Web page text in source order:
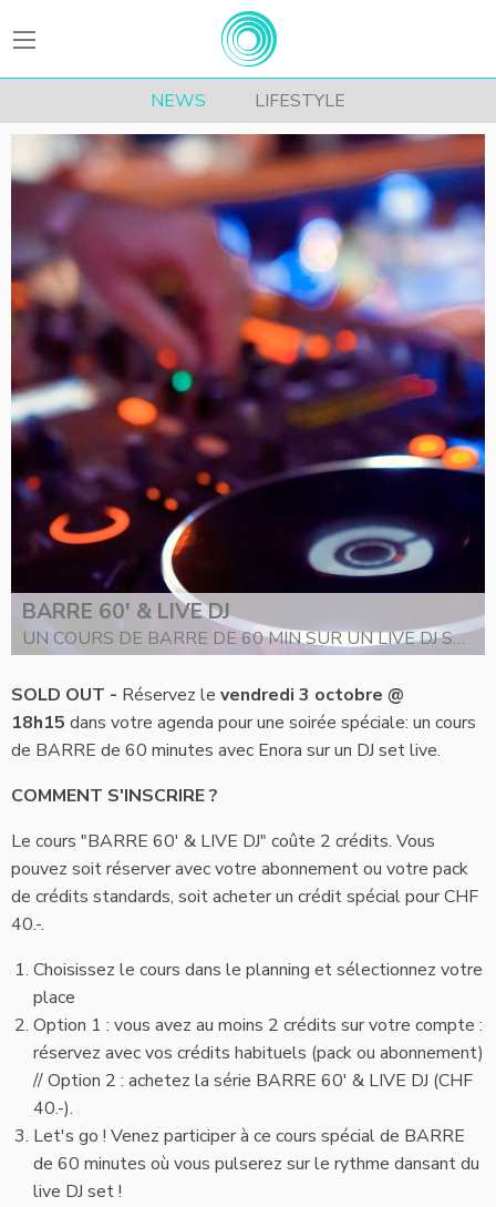
BEATFitness
NEWS LIFESTYLE
BARRE 60' & LIVE DJ
UN COURS DE BARRE DE 60 MIN SUR UN LIVE DJ SET LE VENDREDI 3 OCTOBRE À 18H15
SOLD OUT - Réservez le vendredi 3 octobre @
18h15 dans votre agenda pour une soirée spéciale: un cours
de BARRE de 60 minutes avec Enora sur un DJ set live.
COMMENT S'INSCRIRE ?
Le cours "BARRE 60' & LIVE DJ" coûte 2 crédits. Vous
pouvez soit réserver avec votre abonnement ou votre pack
de crédits standards, soit acheter un crédit spécial pour CHF
40.-.
Choisissez le cours dans le planning et sélectionnez votre
place
Option 1 : vous avez au moins 2 crédits sur votre compte :
réservez avec vos crédits habituels (pack ou abonnement)
// Option 2 : achetez la série BARRE 60' & LIVE DJ (CHF
40.-).
Let's go ! Venez participer à ce cours spécial de BARRE
de 60 minutes où vous pulserez sur le rythme dansant du
live DJ set !